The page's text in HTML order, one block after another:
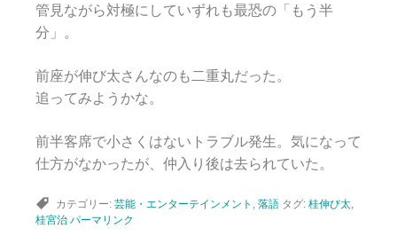
管見ながら対極にしていずれも最恐の「もう半
分」。
前座が伸び太さんなのも二重丸だった。
追ってみようかな。
前半客席で小さくはないトラブル発生。気になって
仕方がなかったが、仲入り後は去られていた。
カテゴリー: 芸能・エンターテインメント , 落語 タグ: 桂伸び太,
桂宮治 パーマリンク